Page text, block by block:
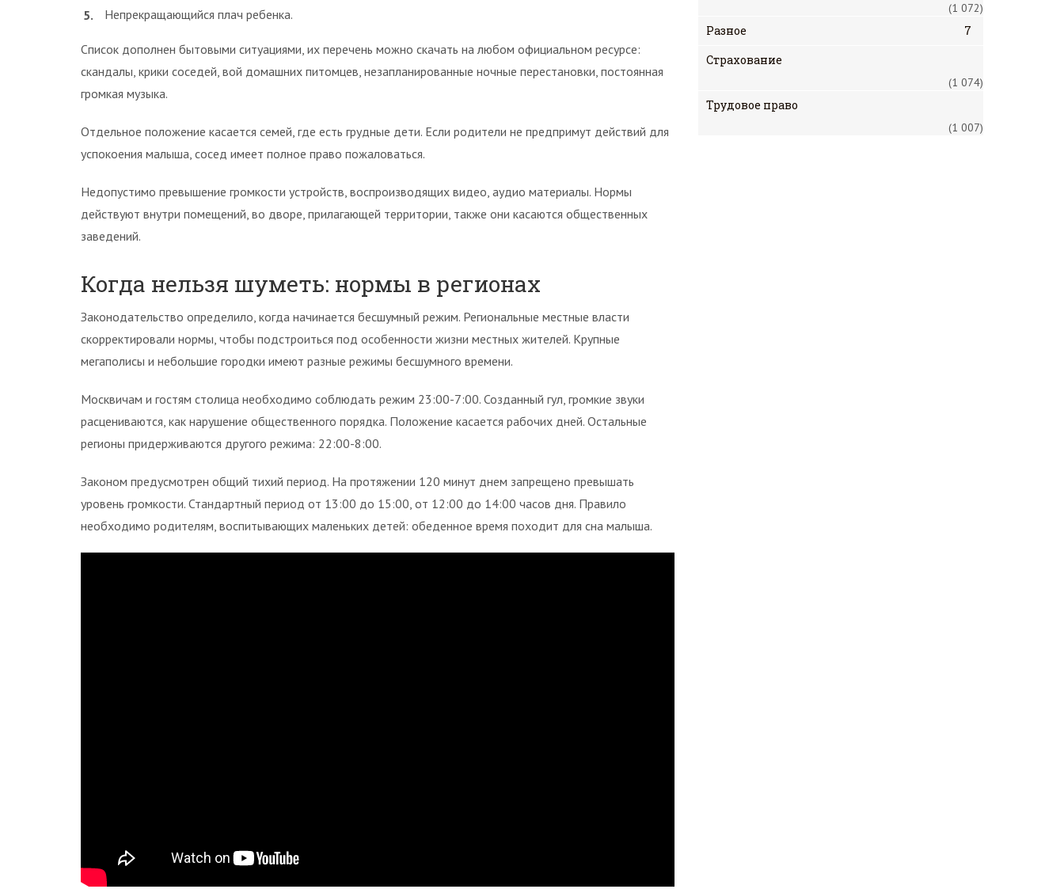
Непрекращающийся плач ребенка.
Список дополнен бытовыми ситуациями, их перечень можно скачать на любом официальном ресурсе:
скандалы, крики соседей, вой домашних питомцев, незапланированные ночные перестановки, постоянная
громкая музыка.
Отдельное положение касается семей, где есть грудные дети. Если родители не предпримут действий для
успокоения малыша, сосед имеет полное право пожаловаться.
Недопустимо превышение громкости устройств, воспроизводящих видео, аудио материалы. Нормы
действуют внутри помещений, во дворе, прилагающей территории, также они касаются общественных
заведений.
Когда нельзя шуметь: нормы в регионах
Законодательство определило, когда начинается бесшумный режим. Региональные местные власти
скорректировали нормы, чтобы подстроиться под особенности жизни местных жителей. Крупные
мегаполисы и небольшие городки имеют разные режимы бесшумного времени.
Москвичам и гостям столица необходимо соблюдать режим 23:00-7:00. Созданный гул, громкие звуки
расцениваются, как нарушение общественного порядка. Положение касается рабочих дней. Остальные
регионы придерживаются другого режима: 22:00-8:00.
Законом предусмотрен общий тихий период. На протяжении 120 минут днем запрещено превышать
уровень громкости. Стандартный период от 13:00 до 15:00, от 12:00 до 14:00 часов дня. Правило
необходимо родителям, воспитывающих маленьких детей: обеденное время походит для сна малыша.
(1 072)
Разное
7
Страхование
(1 074)
Трудовое право
(1 007)